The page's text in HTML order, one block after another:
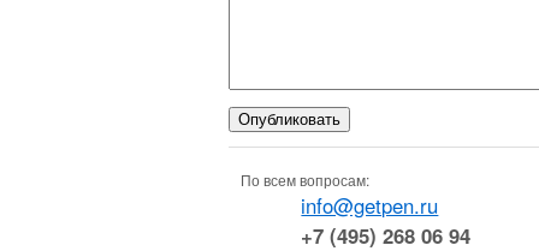
По всем вопросам:
info@getpen.ru
+7 (495) 268 06 94